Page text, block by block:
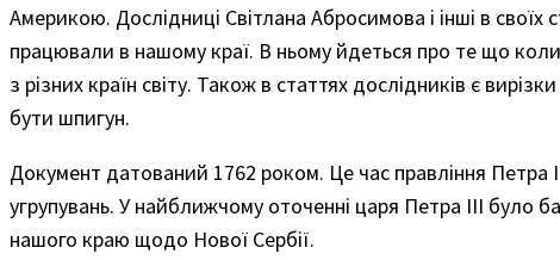
Америкою. Дослідниці Світлана Абросимова і інші в
працювали в нашому краї. В ньому йдеться про те що
з різних країн світу. Також в статтях дослідників є
бути шпигун.
Документ датований 1762 роком. Це час правління Петра
угрупувань. У найближчому оточенні царя Петра ІІІ було
нашого краю щодо Нової Сербії.